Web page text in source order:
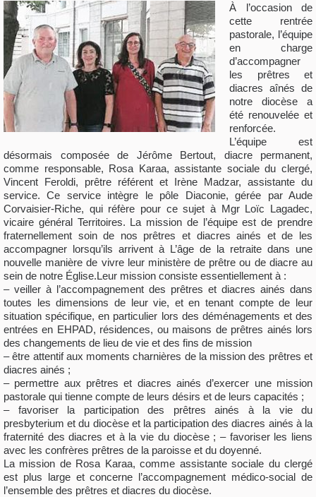
À l’occasion de
cette rentrée
pastorale, l’équipe
en charge
d’accompagner
les prêtres et
diacres aînés de
notre diocèse a
été renouvelée et
renforcée.
L’équipe est
désormais composée de Jérôme Bertout, diacre permanent,
comme responsable, Rosa Karaa, assistante sociale du clergé,
Vincent Feroldi, prêtre référent et Irène Madzar, assistante du
service. Ce service intègre le pôle Diaconie, gérée par Aude
Corvaisier-Riche, qui réfère pour ce sujet à Mgr Loïc Lagadec,
vicaire général Territoires. La mission de l’équipe est de prendre
fraternellement soin de nos prêtres et diacres ainés et de les
accompagner lorsqu’ils arrivent à L’âge de la retraite dans une
nouvelle manière de vivre leur ministère de prêtre ou de diacre au
sein de notre Église.Leur mission consiste essentiellement à :
– veiller à l’accompagnement des prêtres et diacres ainés dans
toutes les dimensions de leur vie, et en tenant compte de leur
situation spécifique, en particulier lors des déménagements et des
entrées en EHPAD, résidences, ou maisons de prêtres ainés lors
des changements de lieu de vie et des fins de mission
– être attentif aux moments charnières de la mission des prêtres et
diacres ainés ;
– permettre aux prêtres et diacres ainés d’exercer une mission
pastorale qui tienne compte de leurs désirs et de leurs capacités ;
– favoriser la participation des prêtres ainés à la vie du
presbyterium et du diocèse et la participation des diacres ainés à la
fraternité des diacres et à la vie du diocèse ; – favoriser les liens
avec les confrères prêtres de la paroisse et du doyenné.
La mission de Rosa Karaa, comme assistante sociale du clergé
est plus large et concerne l’accompagnement médico-social de
l’ensemble des prêtres et diacres du diocèse.